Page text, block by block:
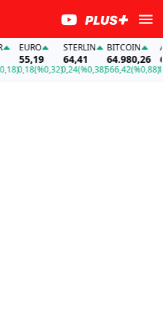
EURO
55,19
0,18(%0,32)
STERLIN
64,41
0,24(%0,38)
BITCOIN
64.980,26
566,42(%0,88)